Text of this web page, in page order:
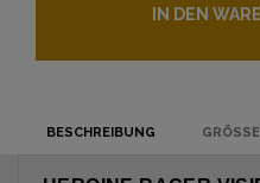
IN DEN
BESCHREIBUNG